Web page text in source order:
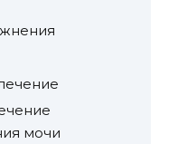
мочи